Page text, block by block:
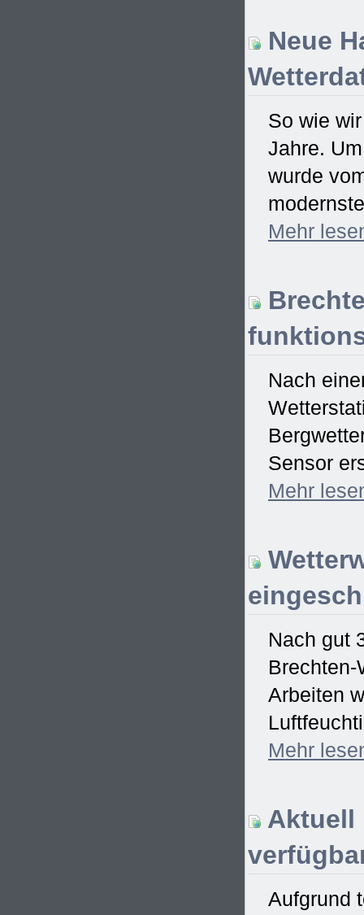
Neue
So wie
Jahre.
wurde
Mehr
Nach
Sensor
Mehr
Nach gut
Brechten-
Arbeiten
Mehr
Aktuell
Aufgrund